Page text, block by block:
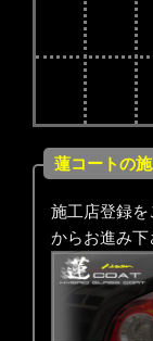
蓮コートの
施工店登録
からお進み下